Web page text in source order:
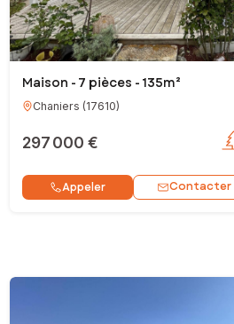
Maison - 7 pièces - 135m²
Chaniers (17610)
297 000 €
Appeler Contacter